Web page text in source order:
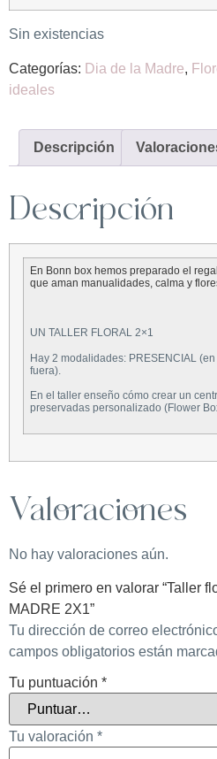
Sin existencias
Categorías: Dia de la Madre,
ideales
Descripción
Descripción
En Bonn box hemos preparado el
que aman manualidades, calma y
UN TALLER FLORAL 2×1
Hay 2 modalidades: PRESENCIAL
fuera).
En el taller enseño cómo crear un
preservadas personalizado (Flower
Valoraciones
No hay valoraciones aún.
Sé el primero en valorar “Taller
MADRE 2X1”
Tu dirección de correo
campos obligatorios están
Tu puntuación *
Tu valoración *